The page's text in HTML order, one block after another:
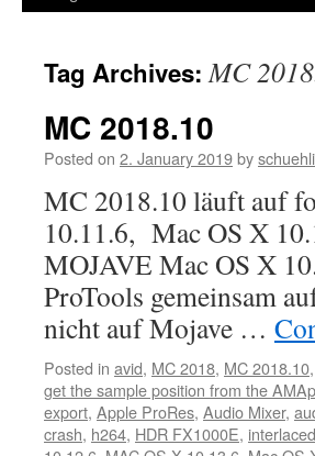
Tag Archives:MC
MC 2018.10
Posted on 2. January 2019by
MC 2018.10 läuft auf
10.11.6, Mac OS X
MOJAVE Mac OS X
ProTools gemeinsam
nicht auf Mojave …
Posted in avid, MC 2018, MC 2018.10,
get the sample position from the
export, Apple ProRes, Audio Mixer,
crash, h264, HDR FX1000E, interlaced